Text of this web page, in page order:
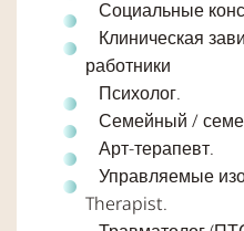
Социальные
Клиническая
работники
Психолог.
Семейный /
Арт-терапевт.
Управляемые
Therapist.